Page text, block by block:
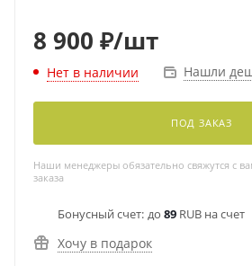
8 900 ₽/шт
Нет в наличии Нашли
ПОД ЗАКАЗ
Наши менеджеры обязательно свяжутся с
заказа
Бонусный счет: до 89 RUB на счет
Хочу в подарок